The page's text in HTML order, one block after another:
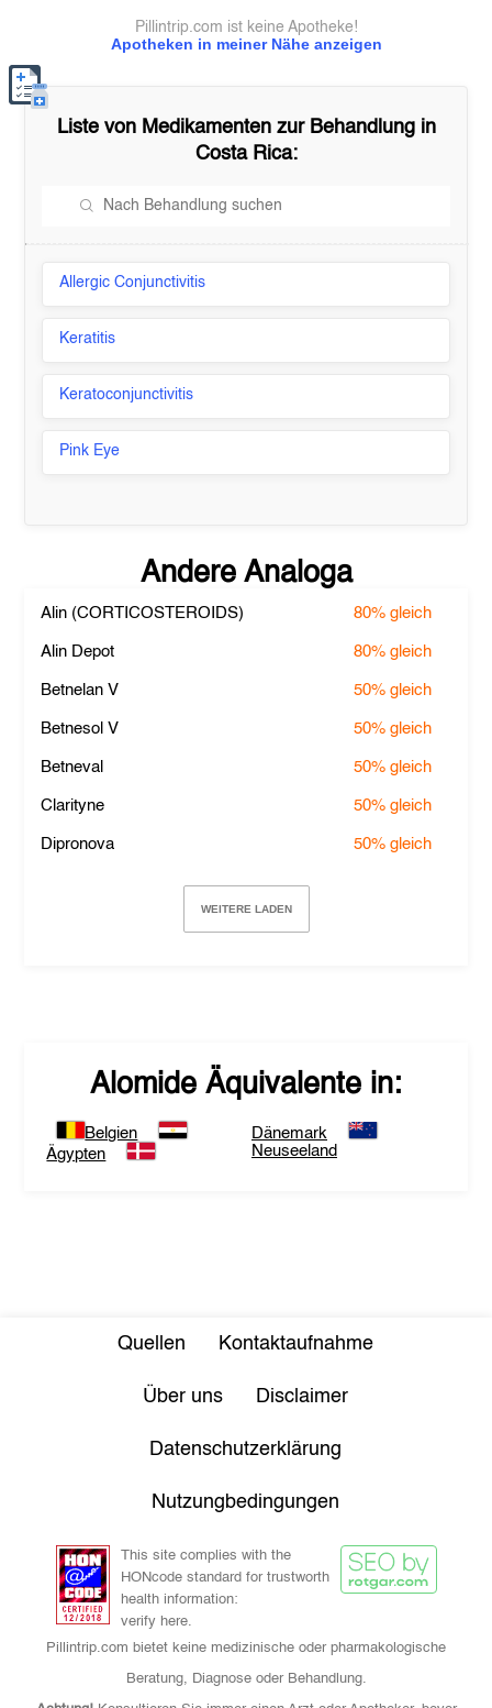
Apotheken in meiner Nähe anzeigen
Pillintrip.com ist keine Apotheke!
Liste von Medikamenten zur Behandlung in
Costa Rica:
Allergic Conjunctivitis
Keratitis
Keratoconjunctivitis
Pink Eye
Andere Analoga
Alin (CORTICOSTEROIDS) 80% gleich
Alin Depot 80% gleich
Betnelan V 50% gleich
Betnesol V 50% gleich
Betneval 50% gleich
Clarityne 50% gleich
Dipronova 50% gleich
WEITERE LADEN
Alomide Äquivalente in:
Belgien
Ägypten
Dänemark
Neuseeland
Quellen Kontaktaufnahme
Über uns Disclaimer
Datenschutzerklärung
Nutzungbedingungen
This site complies with the
HONcode standard for trustworth
health information:
verify here.
Pillintrip.com bietet keine medizinische oder pharmakologische
Beratung, Diagnose oder Behandlung.